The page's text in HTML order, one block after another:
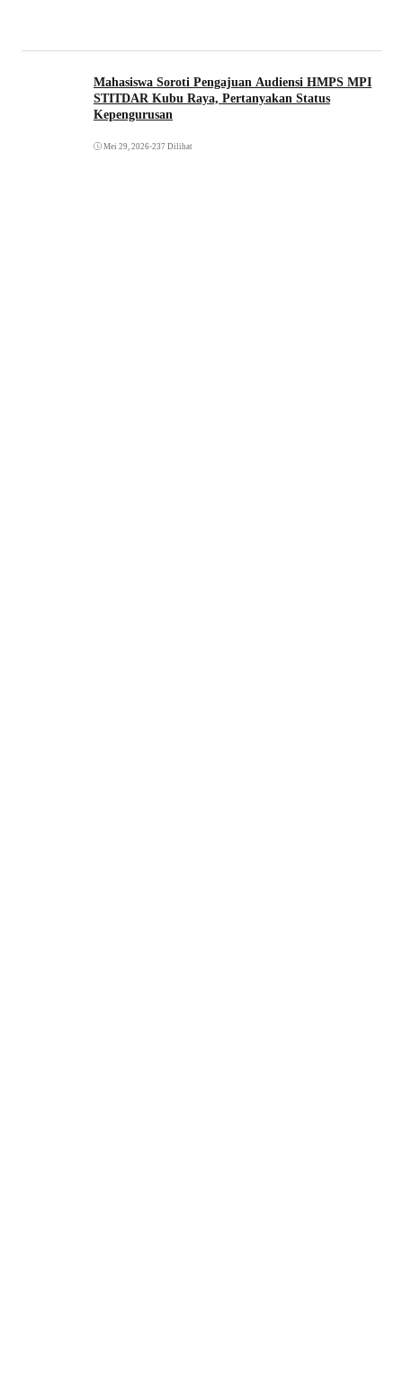
Mahasiswa Soroti Pengajuan Audiensi HMPS MPI
STITDAR Kubu Raya, Pertanyakan Status
Kepengurusan
Mei 29, 2026•237 Dilihat